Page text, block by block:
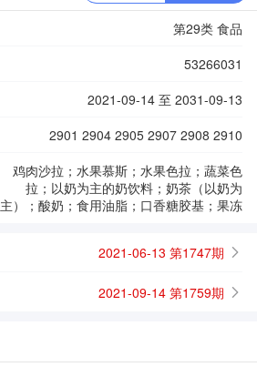
第29类 食品
53266031
2021-09-14 至 2031-09-13
2901 2904 2905 2907 2908 2910
鸡肉沙拉；水果慕斯；水果色拉；蔬菜色
拉；以奶为主的奶饮料；奶茶（以奶为
主）；酸奶；食用油脂；口香糖胶基；果冻
2021-06-13 第1747期
2021-09-14 第1759期